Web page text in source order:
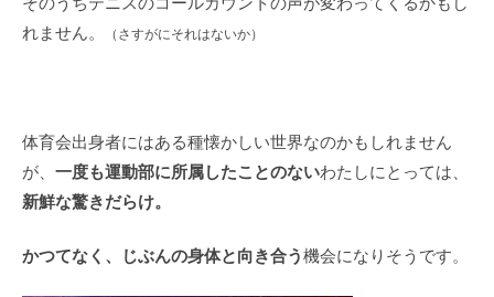
れません。
（さすがにそれはないか）
体育会出身者にはある種懐かしい世界なのかもしれません
が、 一度も運動部に所属したことのないわたしにとっては、
新鮮な驚きだらけ。
かつてなく、じぶんの身体と向き合う機会になりそうです。